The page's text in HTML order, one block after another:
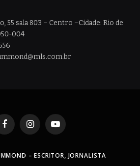
55 sala 803 – Centro –Cidade: Rio de
004
FacebookInstagramYouTube
– ESCRITOR, JORNALISTA